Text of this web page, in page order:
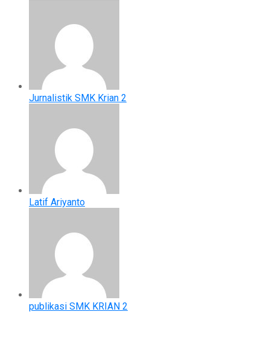
Jurnalistik SMK Krian 2
Latif Ariyanto
publikasi SMK KRIAN 2